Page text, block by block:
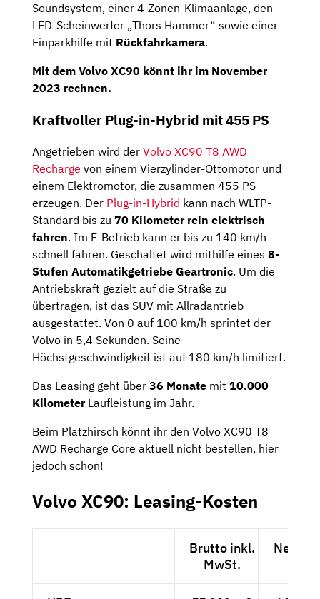
Soundsystem, einer 4-Zonen-Klimaanlage, den
LED-Scheinwerfer „Thors Hammer“ sowie einer
Einparkhilfe mit Rückfahrkamera.
Mit dem Volvo XC90 könnt ihr im November
2023 rechnen.
Kraftvoller Plug-in-Hybrid mit 455 PS
Angetrieben wird der Volvo XC90 T8 AWD
Recharge von einem Vierzylinder-Ottomotor und
einem Elektromotor, die zusammen 455 PS
erzeugen. Der Plug-in-Hybrid kann nach WLTP-
Standard bis zu 70 Kilometer rein elektrisch
fahren. Im E-Betrieb kann er bis zu 140 km/h
schnell fahren. Geschaltet wird mithilfe eines 8-
Stufen Automatikgetriebe Geartronic. Um die
Antriebskraft gezielt auf die Straße zu
übertragen, ist das SUV mit Allradantrieb
ausgestattet. Von 0 auf 100 km/h sprintet der
Volvo in 5,4 Sekunden. Seine
Höchstgeschwindigkeit ist auf 180 km/h limitiert.
Das Leasing geht über 36 Monate mit 10.000
KilometerLaufleistung im Jahr.
Beim Platzhirsch könnt ihr den Volvo XC90 T8
AWD Recharge Core aktuell nicht bestellen, hier
jedoch schon!
Volvo XC90: Leasing-Kosten
Brutto inkl.
MwSt.
Netto